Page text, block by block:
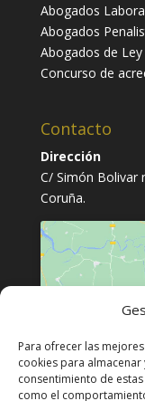
Para ofrecer las
cookies para
consentimiento de
como el
Abogados
Abogados
Abogados de
Concurso de
Contacto
Dirección
C/ Simón Bolivar
Coruña.